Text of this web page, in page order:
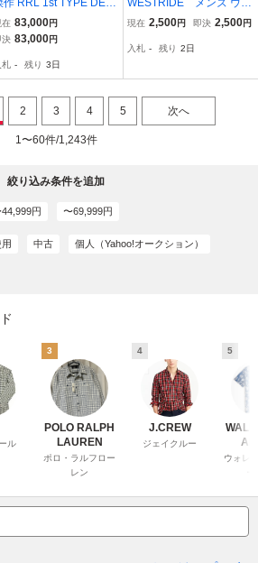
JACKET ダブルアール
ル ファースト デニムジ
石 カウボーイ ウエスタ
在 83,000円
決 83,000円
札 - 残り 3日
スタンシャツ ブラック ス
ウエスタン
現在 2,500円 即決 2,500円
入札 - 残り 2日
2 3 4 5 次へ
1〜60件/1,243件
絞り込み条件を追加
44,999円 〜69,999円
中古 個人（Yahoo!オークション）
ル
3
POLO RALPH
LAUREN
ポロ・ラルフロー
レン
4
J.CREW
ジェイクルー
5
ウォレ